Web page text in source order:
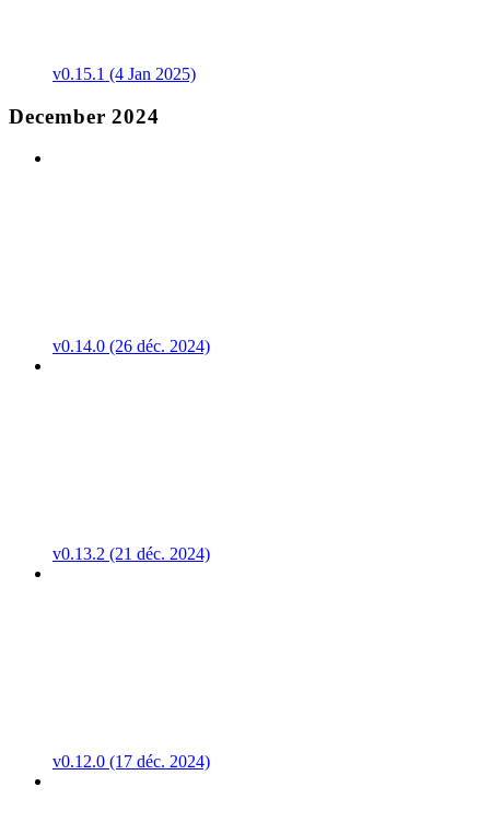
v0.15.1 (4 Jan 2025)
December 2024
v0.14.0 (26 déc. 2024)
v0.13.2 (21 déc. 2024)
v0.12.0 (17 déc. 2024)